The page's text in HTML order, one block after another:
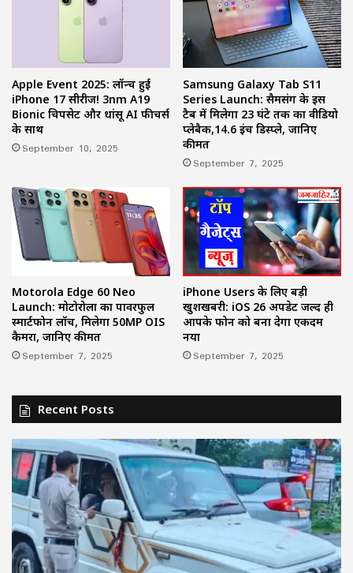
Apple Event 2025: लॉन्च हुई
iPhone 17 सीरीज! 3nm A19
Bionic चिपसेट और धांसू AI फीचर्स
के साथ
September 10, 2025
Samsung Galaxy Tab S11
Series Launch: सैमसंग के इस
टैब में मिलेगा 23 घंटे तक का वीडियो
प्लेबैक,14.6 इंच डिस्प्ले, जानिए
कीमत
September 7, 2025
Motorola Edge 60 Neo
Launch: मोटोरोला का पावरफुल
स्मार्टफोन लॉच, मिलेगा 50MP OIS
कैमरा, जानिए कीमत
September 7, 2025
iPhone Users के लिए बड़ी
खुशखबरी: iOS 26 अपडेट जल्द ही
आपके फोन को बना देगा एकदम
नया
September 7, 2025
Recent Posts